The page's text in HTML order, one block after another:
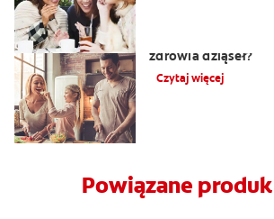
zdrowia dziąseł?
Czytaj więcej
Powiązane